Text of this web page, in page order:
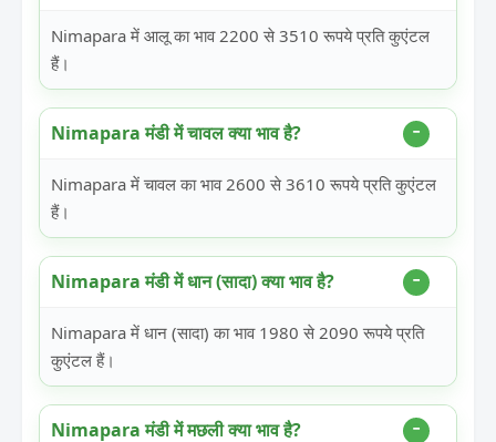
Nimapara में आलू का भाव 2200 से 3510 रूपये प्रति कुएंटल
हैं।
Nimapara मंडी में चावल क्या भाव है?
Nimapara में चावल का भाव 2600 से 3610 रूपये प्रति कुएंटल
हैं।
Nimapara मंडी में धान (सादा) क्या भाव है?
Nimapara में धान (सादा) का भाव 1980 से 2090 रूपये प्रति
कुएंटल हैं।
Nimapara मंडी में मछली क्या भाव है?